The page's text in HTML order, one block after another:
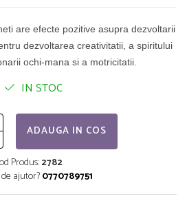
are efecte pozitive asupra dezvoltarii
dezvoltarea creativitatii, a spiritului
ochi-mana si a motricitatii.
IN STOC
ADAUGA IN COS
Produs:2782
ajutor?0770789751